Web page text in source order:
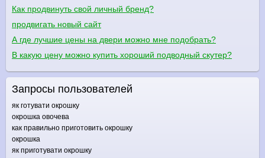
Как продвинуть свой личный бренд?
продвигать новый сайт
А где лучшие цены на двери можно мне подобрать?
В какую цену можно купить хороший подводный скутер?
Запросы пользователей
як готувати окрошку
окрошка овочева
как правильно приготовить окрошку
окрошка
як приготувати окрошку